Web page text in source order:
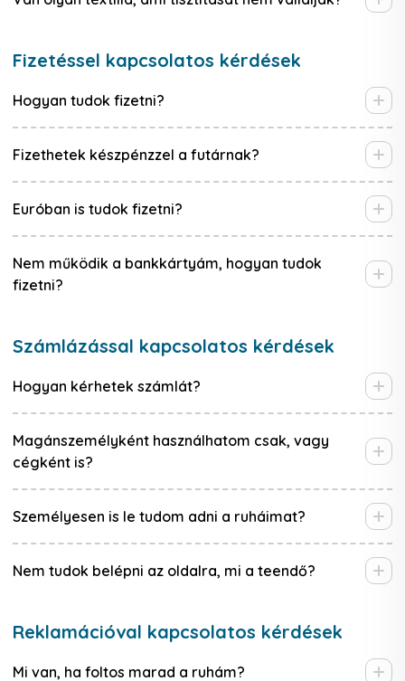
Fizetéssel kapcsolatos kérdések
Hogyan tudok fizetni?
Fizethetek készpénzzel a futárnak?
Euróban is tudok fizetni?
Nem működik a bankkártyám, hogyan tudok
fizetni?
Számlázással kapcsolatos kérdések
Hogyan kérhetek számlát?
Magánszemélyként használhatom csak, vagy
cégként is?
Személyesen is le tudom adni a ruháimat?
Nem tudok belépni az oldalra, mi a teendő?
Reklamációval kapcsolatos kérdések
Mi van, ha foltos marad a ruhám?